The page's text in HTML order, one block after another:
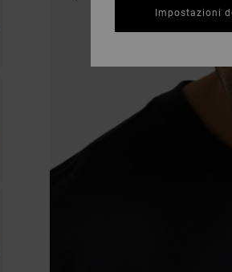
Impostazioni